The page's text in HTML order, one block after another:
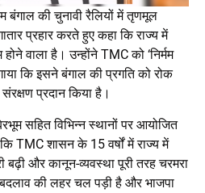
बंगाल की चुनावी रैलियों में तृणमूल
प्रहार करते हुए कहा कि राज्य में
वाला है। उन्होंने TMC को ‘निर्मम
कि इसने बंगाल की प्रगति को रोक
प्रदान किया है।
सहित विभिन्न स्थानों पर आयोजित
TMC शासन के 15 वर्षों में राज्य में
बढ़ी और कानून-व्यवस्था पूरी तरह चरमरा
की लहर चल पड़ी है और भाजपा